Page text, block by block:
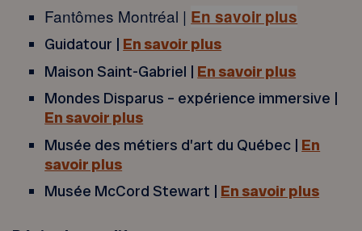
Fantômes Montréal | En savoir plus
Guidatour | En savoir plus
Maison Saint-Gabriel | En savoir plus
Mondes Disparus – expérience immersive |
En savoir plus
Musée des métiers d’art du Québec | En
savoir plus
Musée McCord Stewart | En savoir plus